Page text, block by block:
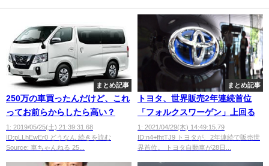
まとめ記事
250万の車買ったんだけど、これ
ってお前らからしたら高い？
1: 2019/05/25(土) 21:39:31.68
ID:pLLhEwEr0 どうなん 続きを読む
Source: 車ちゃんねる 25...
まとめ記事
トヨタ、世界販売2年連続首位
「フォルクスワーゲン」上回る
1: 2021/04/29(木) 14:49:15.79
ID:n4+fhtTJ9 トヨタが、2年連続で販売世
界首位。 トヨタ自動車が28日...